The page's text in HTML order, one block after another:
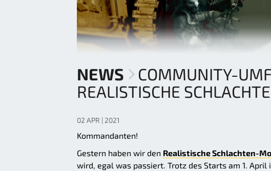
NEWS
COMMUNITY-
REALISTISCHE
02 APR | 2021
Kommandanten!
Gestern haben wir den Realistische Schlachten-
wird, egal was passiert. Trotz des Starts am 1.